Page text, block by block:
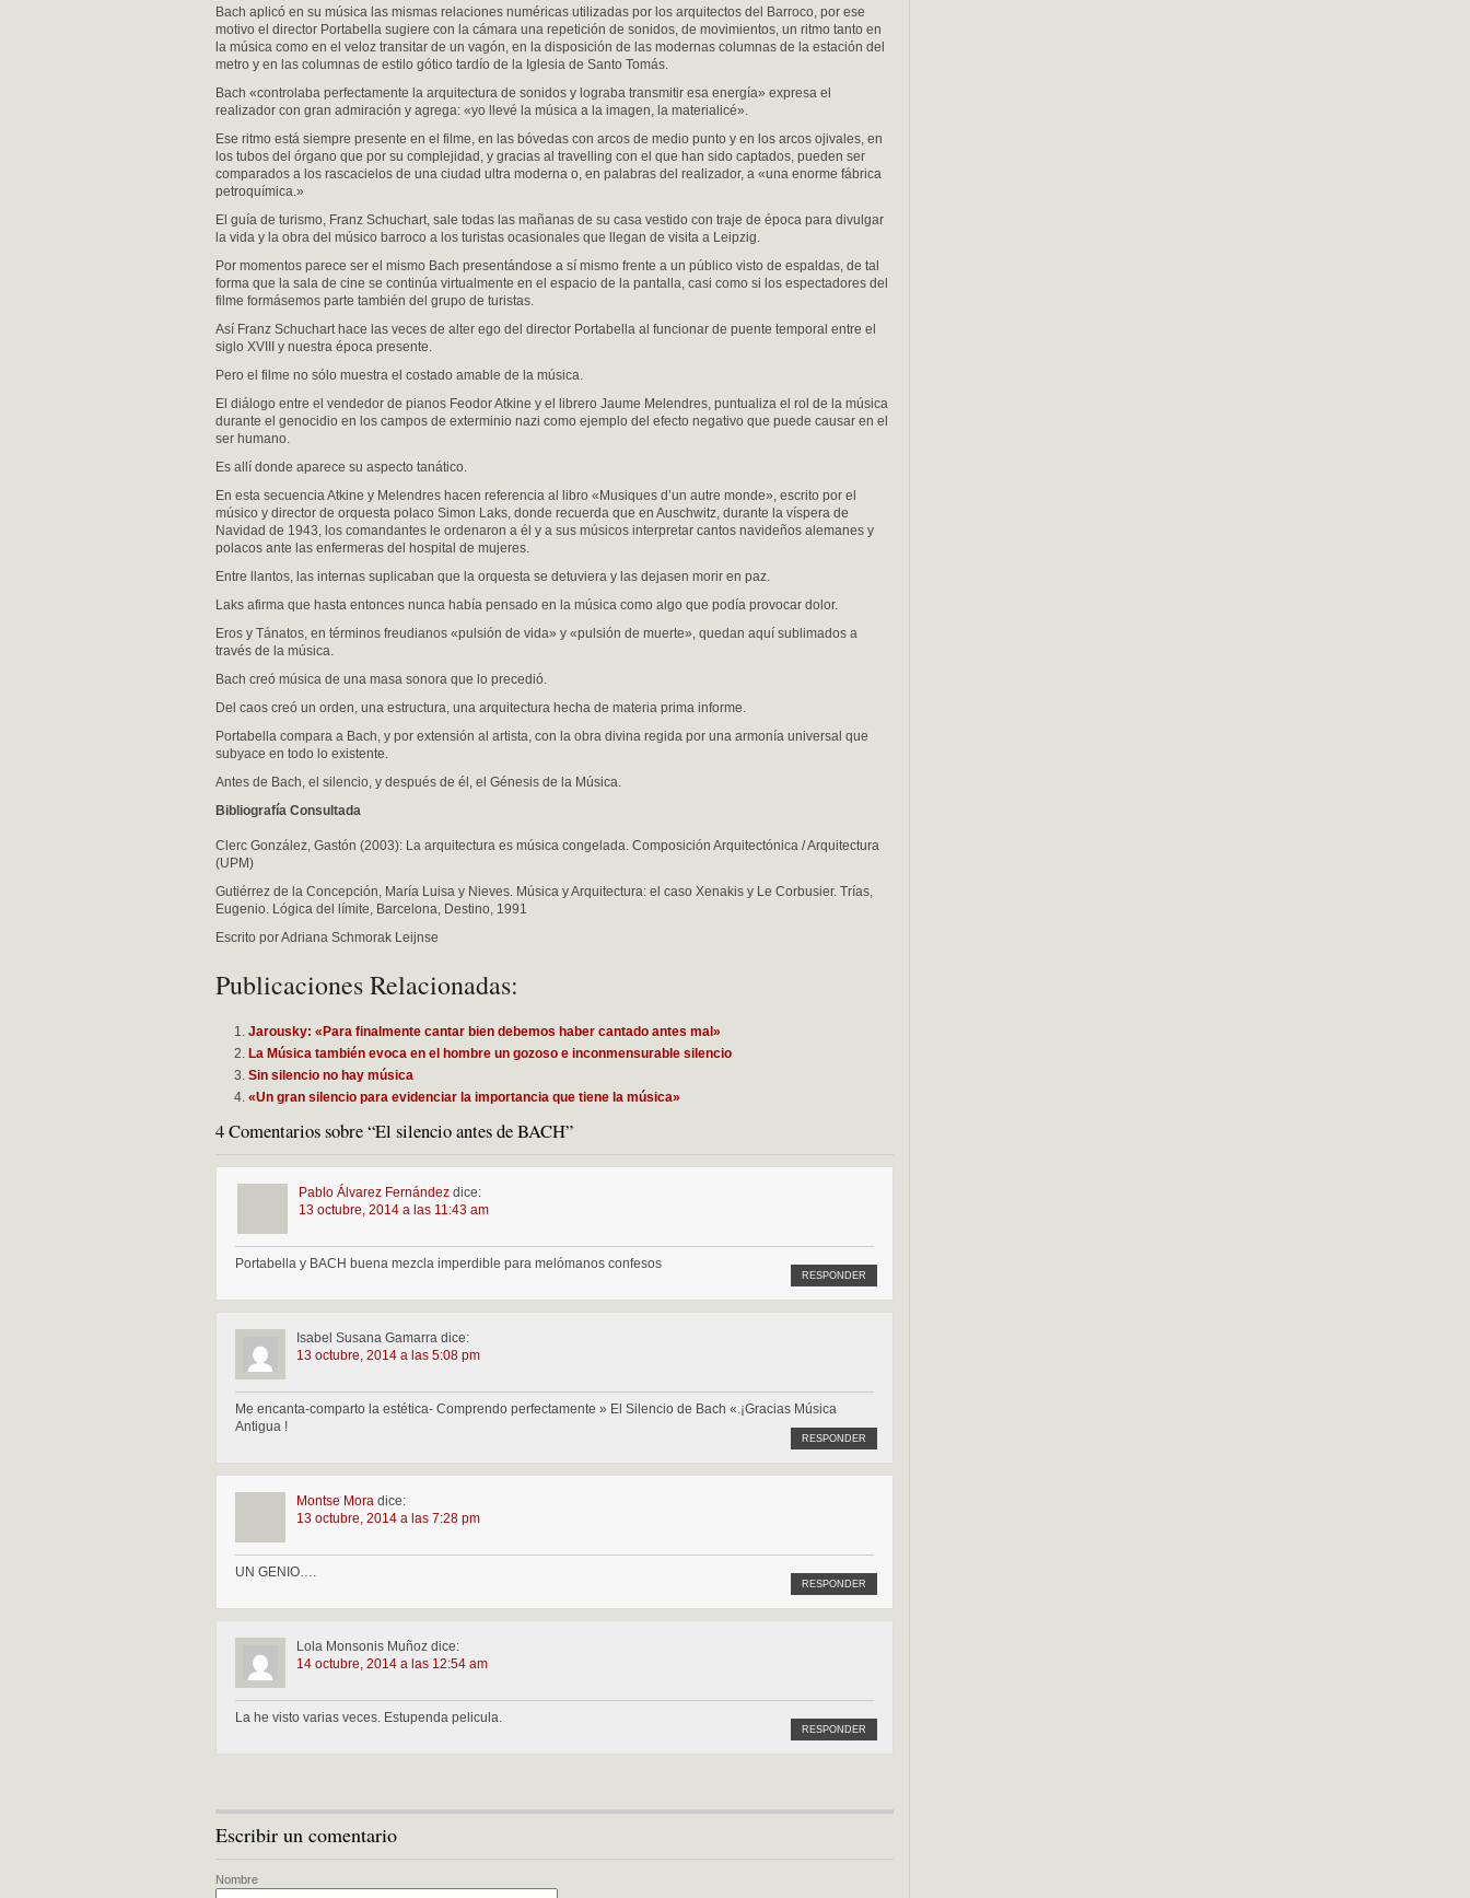
Bach aplicó en su música las mismas relaciones numéricas utilizadas por los arquitectos del Barroco, por ese
motivo el director Portabella sugiere con la cámara una repetición de sonidos, de movimientos, un ritmo tanto en
la música como en el veloz transitar de un vagón, en la disposición de las modernas columnas de la estación del
metro y en las columnas de estilo gótico tardío de la Iglesia de Santo Tomás.
Bach «controlaba perfectamente la arquitectura de sonidos y lograba transmitir esa energía» expresa el
realizador con gran admiración y agrega: «yo llevé la música a la imagen, la materialicé».
Ese ritmo está siempre presente en el filme, en las bóvedas con arcos de medio punto y en los arcos ojivales, en
los tubos del órgano que por su complejidad, y gracias al travelling con el que han sido captados, pueden ser
comparados a los rascacielos de una ciudad ultra moderna o, en palabras del realizador, a «una enorme fábrica
petroquímica.»
El guía de turismo, Franz Schuchart, sale todas las mañanas de su casa vestido con traje de época para divulgar
la vida y la obra del músico barroco a los turistas ocasionales que llegan de visita a Leipzig.
Por momentos parece ser el mismo Bach presentándose a sí mismo frente a un público visto de espaldas, de tal
forma que la sala de cine se continúa virtualmente en el espacio de la pantalla, casi como si los espectadores del
filme formásemos parte también del grupo de turistas.
Así Franz Schuchart hace las veces de alter ego del director Portabella al funcionar de puente temporal entre el
siglo XVIII y nuestra época presente.
Pero el filme no sólo muestra el costado amable de la música.
El diálogo entre el vendedor de pianos Feodor Atkine y el librero Jaume Melendres, puntualiza el rol de la música
durante el genocidio en los campos de exterminio nazi como ejemplo del efecto negativo que puede causar en el
ser humano.
Es allí donde aparece su aspecto tanático.
En esta secuencia Atkine y Melendres hacen referencia al libro «Musiques d’un autre monde», escrito por el
músico y director de orquesta polaco Simon Laks, donde recuerda que en Auschwitz, durante la víspera de
Navidad de 1943, los comandantes le ordenaron a él y a sus músicos interpretar cantos navideños alemanes y
polacos ante las enfermeras del hospital de mujeres.
Entre llantos, las internas suplicaban que la orquesta se detuviera y las dejasen morir en paz.
Laks afirma que hasta entonces nunca había pensado en la música como algo que podía provocar dolor.
Eros y Tánatos, en términos freudianos «pulsión de vida» y «pulsión de muerte», quedan aquí sublimados a
través de la música.
Bach creó música de una masa sonora que lo precedió.
Del caos creó un orden, una estructura, una arquitectura hecha de materia prima informe.
Portabella compara a Bach, y por extensión al artista, con la obra divina regida por una armonía universal que
subyace en todo lo existente.
Antes de Bach, el silencio, y después de él, el Génesis de la Música.
Bibliografía Consultada
Clerc González, Gastón (2003): La arquitectura es música congelada. Composición Arquitectónica / Arquitectura
(UPM)
Gutiérrez de la Concepción, María Luisa y Nieves. Música y Arquitectura: el caso Xenakis y Le Corbusier. Trías,
Eugenio. Lógica del límite, Barcelona, Destino, 1991
Escrito por Adriana Schmorak Leijnse
Publicaciones Relacionadas:
Jarousky: «Para finalmente cantar bien debemos haber cantado antes mal»
La Música también evoca en el hombre un gozoso e inconmensurable silencio
Sin silencio no hay música
«Un gran silencio para evidenciar la importancia que tiene la música»
4 Comentarios sobre “El silencio antes de BACH”
Pablo Álvarez Fernández dice:
13 octubre, 2014 a las 11:43 am
Portabella y BACH buena mezcla imperdible para melómanos confesos
RESPONDER
Isabel Susana Gamarra dice:
13 octubre, 2014 a las 5:08 pm
Me encanta-comparto la estética- Comprendo perfectamente » El Silencio de Bach «.¡Gracias Música
Antigua !
RESPONDER
Montse Mora dice:
13 octubre, 2014 a las 7:28 pm
UN GENIO….
RESPONDER
Lola Monsonis Muñoz dice:
14 octubre, 2014 a las 12:54 am
La he visto varias veces. Estupenda pelicula.
RESPONDER
Escribir un comentario
Nombre